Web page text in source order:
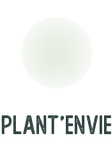
Plant'EnVie